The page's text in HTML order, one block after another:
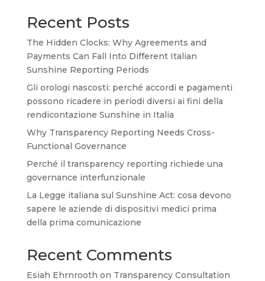
Recent Posts
The Hidden Clocks: Why Agreements and
Payments Can Fall Into Different Italian
Sunshine Reporting Periods
Gli orologi nascosti: perché accordi e pagamenti
possono ricadere in periodi diversi ai fini della
rendicontazione Sunshine in Italia
Why Transparency Reporting Needs Cross-
Functional Governance
Perché il transparency reporting richiede una
governance interfunzionale
La Legge italiana sul Sunshine Act: cosa devono
sapere le aziende di dispositivi medici prima
della prima comunicazione
Recent Comments
Esiah Ehrnrooth on Transparency Consultation